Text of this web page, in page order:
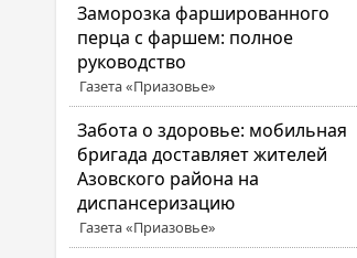
Заморозка фаршированного
перца с фаршем: полное
руководство
Газета «Приазовье»
Забота о здоровье: мобильная
бригада доставляет жителей
Азовского района на
диспансеризацию
Газета «Приазовье»